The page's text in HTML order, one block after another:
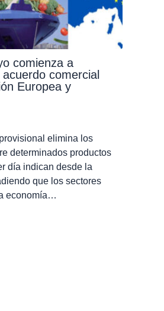
comienza a
comercial
Europea y
elimina los
determinados productos
día indican desde la
que los sectores
economía…